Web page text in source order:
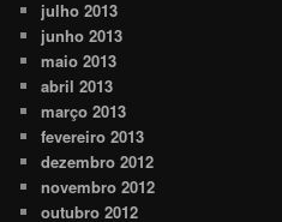
julho 2013
junho 2013
maio 2013
abril 2013
março 2013
fevereiro 2013
dezembro 2012
novembro 2012
outubro 2012